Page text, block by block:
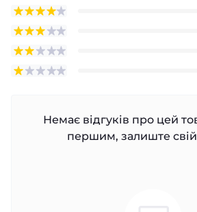
Немає відгуків про цей
першим, залиште свій